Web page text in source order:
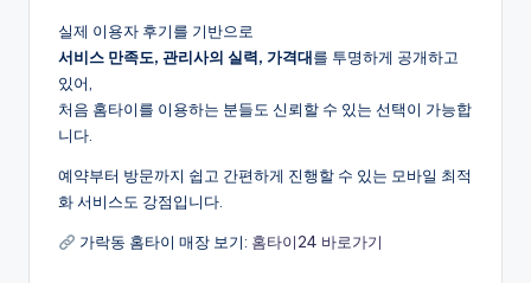
실제 이용자 후기를 기반으로
서비스 만족도, 관리사의 실력, 가격대를 투명하게 공개하고
있어,
처음 홈타이를 이용하는 분들도 신뢰할 수 있는 선택이 가능합
니다.
예약부터 방문까지 쉽고 간편하게 진행할 수 있는 모바일 최적
화 서비스도 강점입니다.
가락동 홈타이 매장 보기: 홈타이24 바로가기